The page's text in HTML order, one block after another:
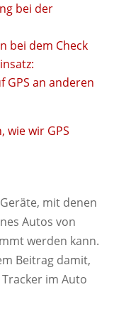
bei der
bei dem Check
an anderen
wie wir GPS
mit denen
Autos von
werden kann.
Beitrag damit,
im Auto